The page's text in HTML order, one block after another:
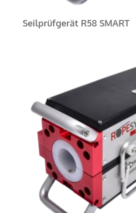
Seilprüfgerät R58 SMART